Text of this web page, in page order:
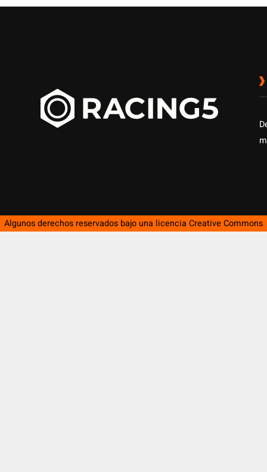
Algunos derechos reservados bajo una licencia Creative Commons